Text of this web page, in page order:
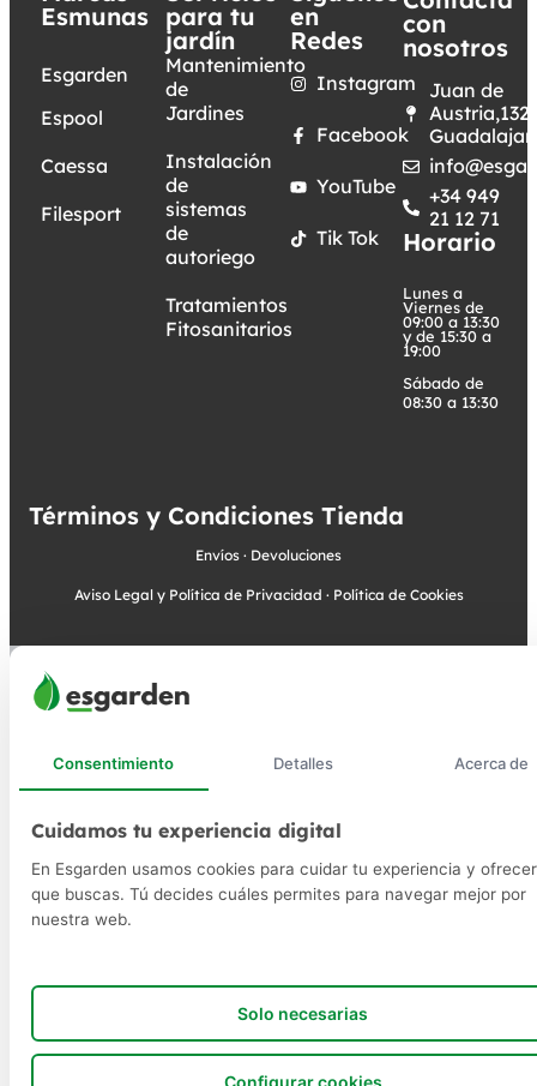
Esmunas
Esgarden
Espool
Caessa
Filesport
para tu
jardín
Mantenimiento
de
Jardines
Instalación
de
sistemas
de
autoriego
Tratamientos
Fitosanitarios
en
Redes
Instagram
Facebook
YouTube
Tik Tok
con
nosotros
Juan de
Austria,132.
+34 949
21 12 71
Horario
Lunes a
Viernes de
09:00 a 13:30
y de 15:30 a
19:00
Sábado de
08:30 a 13:30
Términos y Condiciones Tienda
Envíos · Devoluciones
Aviso Legal y Política de Privacidad · Política de Cookies
Consentimiento Detalles Acerca de
Cuidamos tu experiencia digital
En Esgarden usamos cookies para cuidar tu experiencia y
que buscas. Tú decides cuáles permites para navegar mejor por
nuestra web.
Solo necesarias
Configurar cookies